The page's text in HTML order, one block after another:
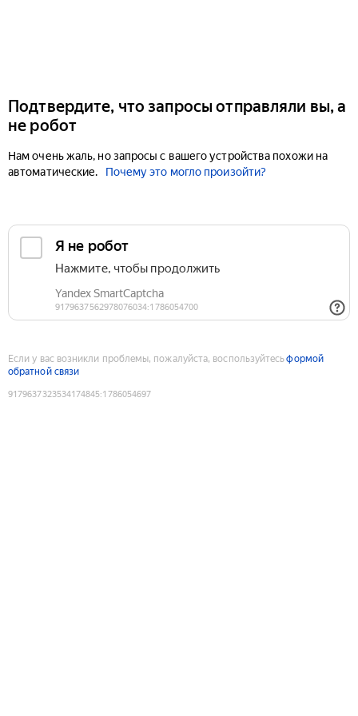
Подтвердите, что запросы отправляли вы, а
не робот
Нам очень жаль, но запросы с вашего устройства похожи на
автоматические.
Почему это могло произойти?
Если у вас возникли проблемы, пожалуйста, воспользуйтесьформой
обратной связи
9179637323534174845:1786054697